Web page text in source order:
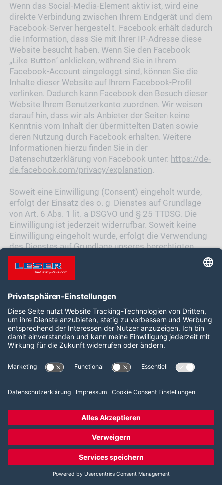
Wenn das Social-Media-Element aktiv ist, wird eine
direkte Verbindung zwischen Ihrem Endgerät und dem
Facebook-Server hergestellt. Facebook erhält dadurch
die Information, dass Sie mit Ihrer IP-Adresse diese
Website besucht haben. Wenn Sie den Facebook
„Like-Button“ anklicken, während Sie in Ihrem
Facebook-Account eingeloggt sind, können Sie die
Inhalte dieser Website auf Ihrem Facebook-Profil
verlinken. Dadurch kann Facebook den Besuch dieser
Website Ihrem Benutzerkonto zuordnen. Wir weisen
darauf hin, dass wir als Anbieter der Seiten keine
Kenntnis vom Inhalt der übermittelten Daten sowie
deren Nutzung durch Facebook erhalten. Weitere
Informationen hierzu finden Sie in der
Datenschutzerklärung von Facebook unter: https://de-
de.facebook.com/privacy/explanation.
Soweit eine Einwilligung (Consent) eingeholt wurde,
erfolgt der Einsatz des o. g. Dienstes auf Grundlage
von Art. 6 Abs. 1 lit. a DSGVO und § 25 TTDSG. Die
Einwilligung ist jederzeit widerrufbar. Soweit keine
Einwilligung eingeholt wurde, erfolgt die Verwendung
des Dienstes auf Grundlage unseres berechtigten
Interesses an einer möglichst umfassenden
Sichtbarkeit in den Sozialen Medien.
personenbezogene Daten auf unserer Website erfasst
und an Facebook weitergeleitet werden, sind wir und
die Meta Platforms Ireland Limited, 4 Grand Canal
Square, Grand Canal Harbour, Dublin 2, Irland
gemeinsam für diese Datenverarbeitung
Verantwortlichkeit beschränkt sich dabei
Weitergabe an Facebook. Die nach der Weiterleitung
der gemeinsamen Verantwortung. Die uns gemeinsam
obliegenden Verpflichtungen wurden in einer
Vereinbarung über gemeinsame Verarbeitung
festgehalten. Den Wortlaut der Vereinbarung finden
https://www.facebook.com/legal/controller_addendum
Laut dieser Vereinbarung sind wir für die Erteilung der